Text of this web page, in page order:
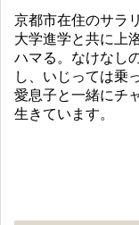
京都市在住のサラ
大学進学と共に上
ハマる。なけなし
し、いじっては乗
愛息子と一緒にチ
生きています。